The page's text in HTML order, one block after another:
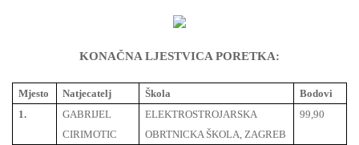
KONAČNA LJESTVICA PORETKA:
Mjesto Natjecatelj Škola
Bodovi
1.
GABRIJEL
CIRIMOTIC
ELEKTROSTROJARSKA
OBRTNICKA ŠKOLA, ZAGREB
99,90